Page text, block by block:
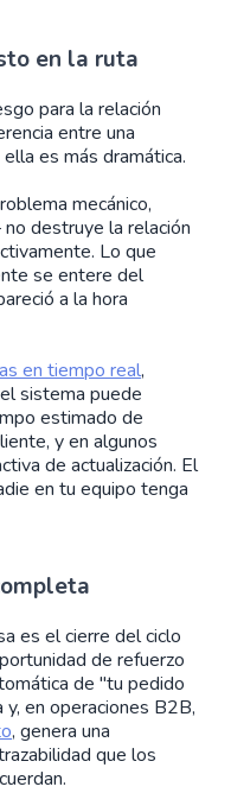
en la ruta
para la relación
entre una
es más dramática.
mecánico,
destruye la relación
Lo que
se entere del
a la hora
en tiempo real,
sistema puede
estimado de
y en algunos
de actualización. El
en tu equipo tenga
es el cierre del ciclo
de refuerzo
de "tu pedido
en operaciones B2B,
, genera una
que los